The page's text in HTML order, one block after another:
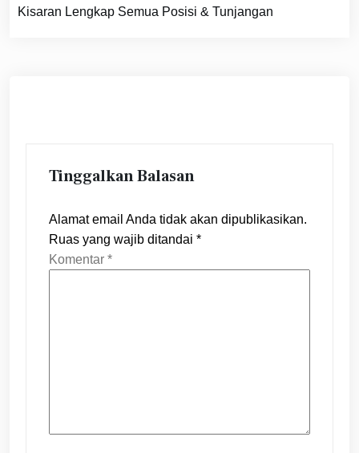
Kisaran Lengkap Semua Posisi & Tunjangan
Tinggalkan Balasan
Alamat email Anda tidak akan dipublikasikan.
Ruas yang wajib ditandai *
Komentar *